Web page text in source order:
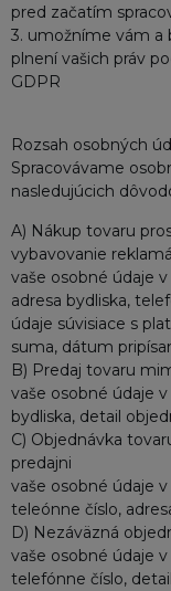
pred začatím
3. umožníme vám a
plnení vašich práv
GDPR
Rozsah osobných
Spracovávame
nasledujúcich
A) Nákup tovaru
vybavovanie
vaše osobné údaje
adresa bydliska,
údaje súvisiace s
suma, dátum
B) Predaj tovaru
vaše osobné údaje
bydliska, detail
C) Objednávka
predajni
vaše osobné údaje
teleónne číslo,
D) Nezáväzná
vaše osobné údaje
telefónne číslo,